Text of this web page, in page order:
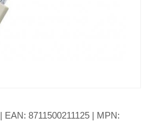
| EAN: 8711500211125 | MPN: